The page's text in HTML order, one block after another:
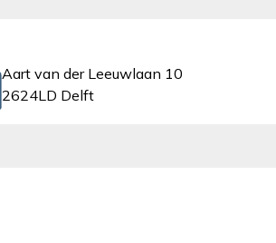
Aart van der Leeuwlaan 10
2624LD Delft